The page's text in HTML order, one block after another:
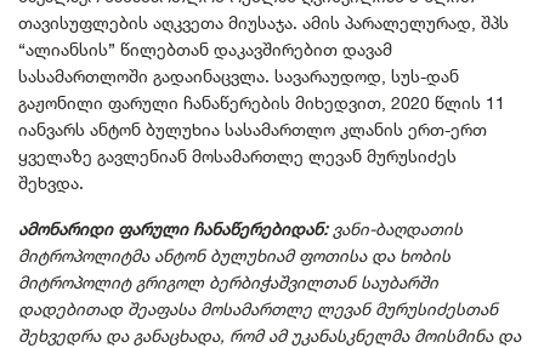
თავისუფლების აღკვეთა მიუსაჯა. ამის პარალელურად, შპს
“ალიანსის” წილებთან დაკავშირებით დავამ
სასამართლოში გადაინაცვლა. სავარაუდოდ, სუს-დან
გაჟონილი ფარული ჩანაწერების მიხედვით, 2020 წლის 11
იანვარს ანტონ ბულუხია სასამართლო კლანის ერთ-ერთ
ყველაზე გავლენიან მოსამართლე ლევან მურუსიძეს
შეხვდა.
ამონარიდი ფარული ჩანაწერებიდან:ვანი-ბაღდათის
მიტროპოლიტმა ანტონ ბულუხიამ ფოთისა და ხობის
მიტროპოლიტ გრიგოლ ბერბიჭაშვილთან საუბარში
დადებითად შეაფასა მოსამართლე ლევან მურუსიძესთან
შეხვედრა და განაცხადა, რომ ამ უკანასკნელმა მოისმინა და